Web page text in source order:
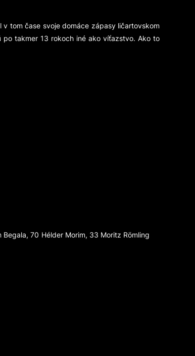
tom čase svoje domáce zápasy ličartovskom
takmer 13 rokoch iné ako víťazstvo. Ako to
70 Hélder Morim, 33 Moritz Rӧmling